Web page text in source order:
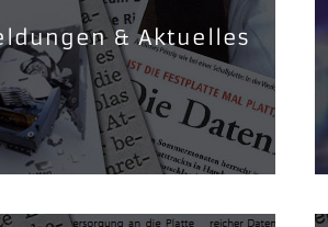
& Aktuelles